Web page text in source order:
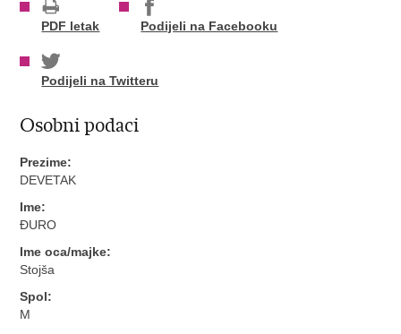
PDF letak Podijeli na Facebooku
Podijeli na Twitteru
Osobni podaci
Prezime:
DEVETAK
Ime:
ĐURO
Ime oca/majke:
Stojša
Spol:
M